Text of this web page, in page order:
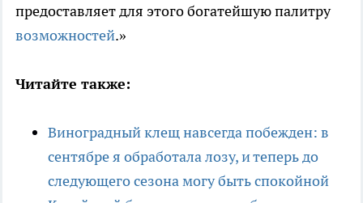
предоставляет для этого богатейшую палитру
возможностей.»
Читайте также:
Виноградный клещ навсегда побежден: в
сентябре я обработала лозу, и теперь до
следующего сезона могу быть спокойной